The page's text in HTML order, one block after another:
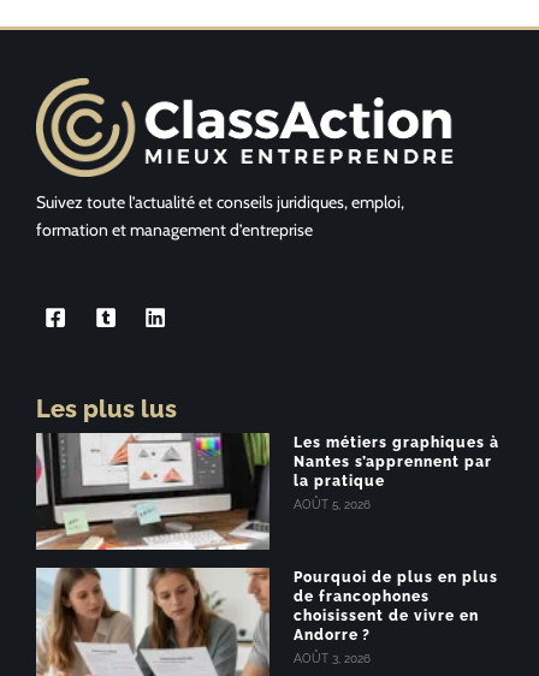
Suivez toute l’actualité et conseils juridiques, emploi,
formation et management d’entreprise
Les plus lus
Les métiers graphiques à
Nantes s’apprennent par
la pratique
AOÛT 5, 2026
Pourquoi de plus en plus
de francophones
choisissent de vivre en
Andorre ?
AOÛT 3, 2026